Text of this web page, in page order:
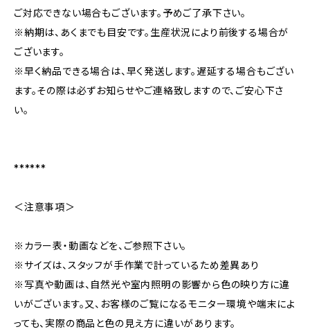
ご対応できない場合もございます。予めご了承下さい。
※納期は、あくまでも目安です。生産状況により前後する場合が
ございます。
※早く納品できる場合は、早く発送します。遅延する場合もござい
ます。その際は必ずお知らせやご連絡致しますので、ご安心下さ
い。
******
＜注意事項＞
※カラー表・動画などを、ご参照下さい。
※サイズは、スタッフが手作業で計っているため差異あり
※写真や動画は、自然光や室内照明の影響から色の映り方に違
いがございます。又、お客様のご覧になるモニター環境や端末によ
っても、実際の商品と色の見え方に違いがあります。